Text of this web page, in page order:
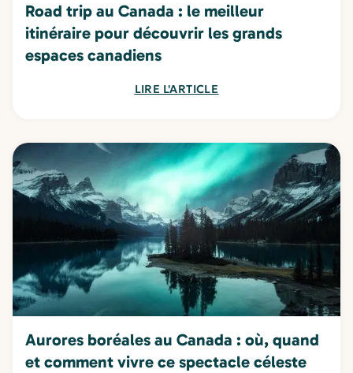
Road trip au Canada : le meilleur
itinéraire pour découvrir les grands
espaces canadiens
LIRE L'ARTICLE
Aurores boréales au Canada : où, quand
et comment vivre ce spectacle céleste